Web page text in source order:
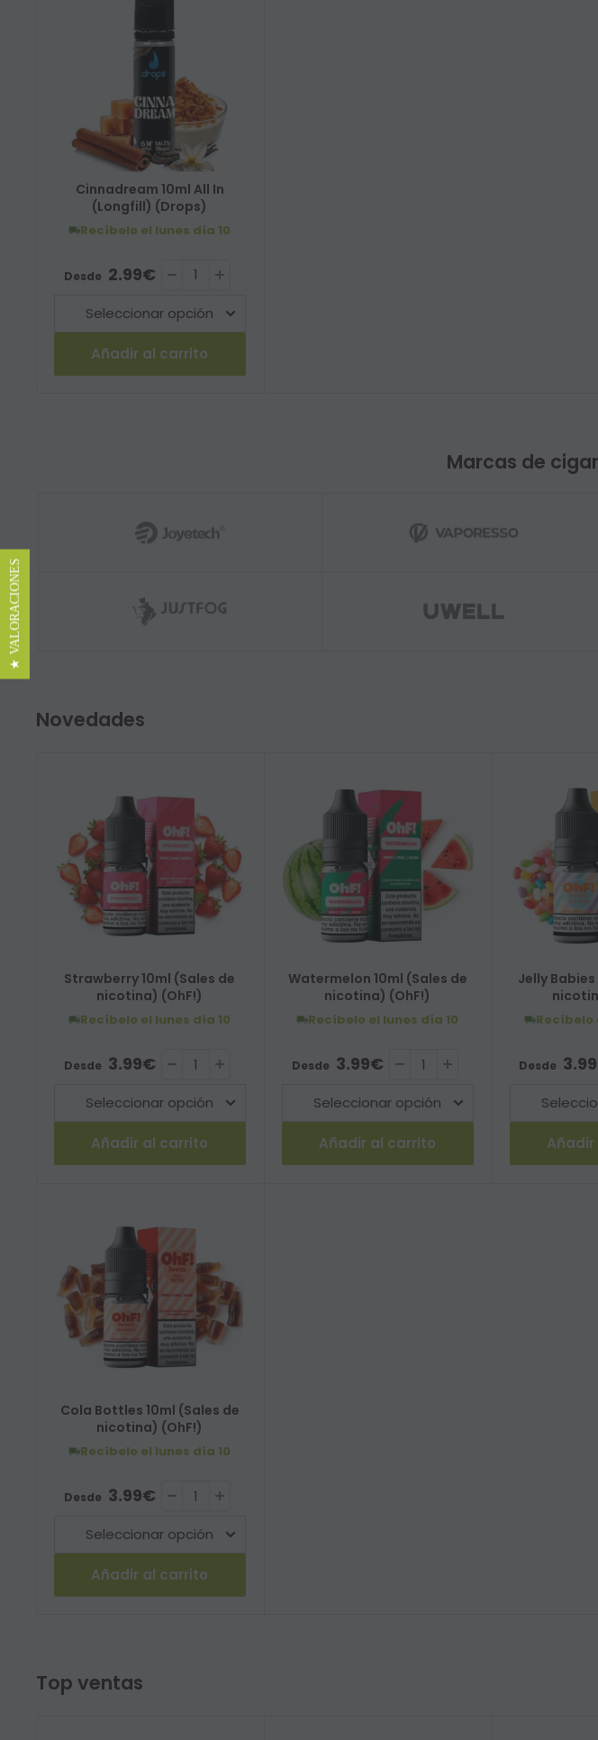
Cinnadream 10ml All In
(Longfill) (Drops)
Recíbelo el lunes día 10
Precio de venta
Desde 2.99€
Añadir al carrito
Marcas de
Novedades
Strawberry 10ml (Sales de
nicotina) (OhF!)
Recíbelo el lunes día 10
Precio de venta
Desde 3.99€
Añadir al carrito
Watermelon 10ml (Sales de
nicotina) (OhF!)
Recíbelo el lunes día 10
Precio de venta
Desde 3.99€
Añadir al carrito
Jelly
Recíbelo
Precio
Desde
Cola Bottles 10ml (Sales de
nicotina) (OhF!)
Recíbelo el lunes día 10
Precio de venta
Desde 3.99€
Añadir al carrito
Top ventas
★ VALORACIONES